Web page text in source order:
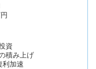
資
積み上げ
利加速